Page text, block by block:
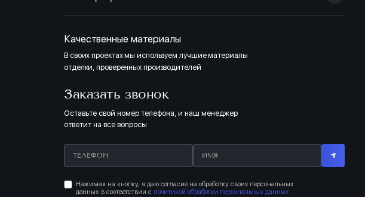
Качественные материалы
В своих проектах мы используем лучшие материалы
отделки, проверенных производителей
Заказать звонок
Оставьте свой номер телефона, и наш менеджер
ответит на все вопросы
Нажимая на кнопку, я даю согласие на обработку своих персональных
данных в соответствии с политикой обработки персональных данных